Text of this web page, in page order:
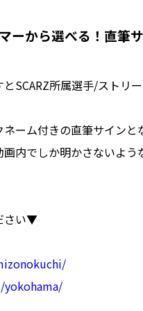
ーから選べる！直筆
SCARZ所属選手/ストリ
ーム付きの直筆サイン
内でしか明かさないよ
さい▼